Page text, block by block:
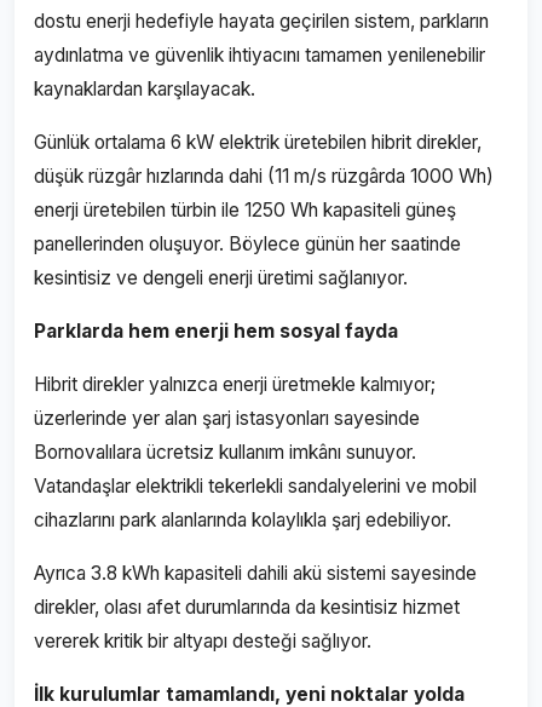
dostu enerji hedefiyle hayata geçirilen sistem, parkların
aydınlatma ve güvenlik ihtiyacını tamamen yenilenebilir
kaynaklardan karşılayacak.
Günlük ortalama 6 kW elektrik üretebilen hibrit direkler,
düşük rüzgâr hızlarında dahi (11 m/s rüzgârda 1000 Wh)
enerji üretebilen türbin ile 1250 Wh kapasiteli güneş
panellerinden oluşuyor. Böylece günün her saatinde
kesintisiz ve dengeli enerji üretimi sağlanıyor.
Parklarda hem enerji hem sosyal fayda
Hibrit direkler yalnızca enerji üretmekle kalmıyor;
üzerlerinde yer alan şarj istasyonları sayesinde
Bornovalılara ücretsiz kullanım imkânı sunuyor.
Vatandaşlar elektrikli tekerlekli sandalyelerini ve mobil
cihazlarını park alanlarında kolaylıkla şarj edebiliyor.
Ayrıca 3.8 kWh kapasiteli dahili akü sistemi sayesinde
direkler, olası afet durumlarında da kesintisiz hizmet
vererek kritik bir altyapı desteği sağlıyor.
İlk kurulumlar tamamlandı, yeni noktalar yolda